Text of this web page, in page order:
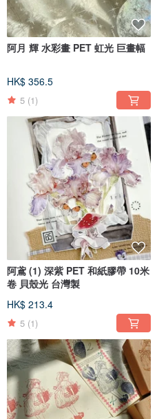
阿月 輝 水彩畫 PET 虹光 巨畫幅
HK$ 356.5
5 (1)
阿鳶 (1) 深紫 PET 和紙膠帶 10米
卷 貝殼光 台灣製
HK$ 213.4
5 (1)